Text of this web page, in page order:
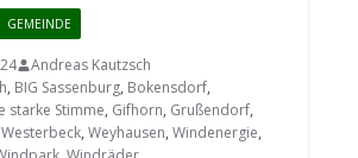
GEMEINDE
Andreas Kautzsch
, BIG Sassenburg, Bokensdorf,
starke Stimme, Gifhorn, Grußendorf,
Westerbeck, Weyhausen, Windenergie,